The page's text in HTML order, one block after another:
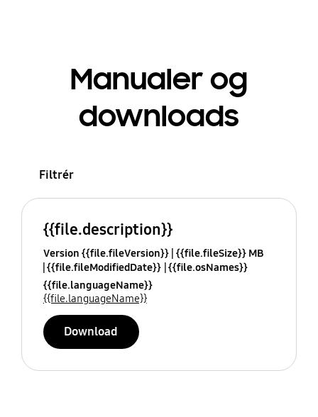
Manualer og
downloads
Filtrér
{{file.description}}
Version {{file.fileVersion}} {{file.fileSize}} MB
{{file.fileModifiedDate}} {{file.osNames}}
{{file.languageName}}
{{file.languageName}}
Download